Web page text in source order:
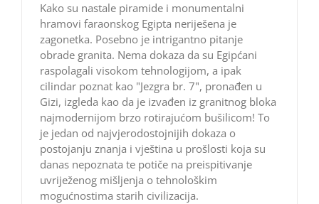
Kako su nastale piramide i monumentalni
hramovi faraonskog Egipta neriješena je
zagonetka. Posebno je intrigantno pitanje
obrade granita. Nema dokaza da su Egipćani
raspolagali visokom tehnologijom, a ipak
cilindar poznat kao "Jezgra br. 7", pronađen u
Gizi, izgleda kao da je izvađen iz granitnog bloka
najmodernijom brzo rotirajućom bušilicom! To
je jedan od najvjerodostojnijih dokaza o
postojanju znanja i vještina u prošlosti koja su
danas nepoznata te potiče na preispitivanje
uvriježenog mišljenja o tehnološkim
mogućnostima starih civilizacija.